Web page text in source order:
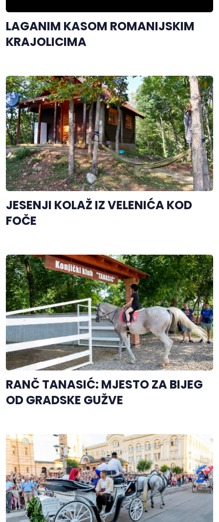
LAGANIM KASOM ROMANIJSKIM
KRAJOLICIMA
JESENJI KOLAŽ IZ VELENIĆA KOD
FOČE
RANČ TANASIĆ: MJESTO ZA BIJEG
OD GRADSKE GUŽVE